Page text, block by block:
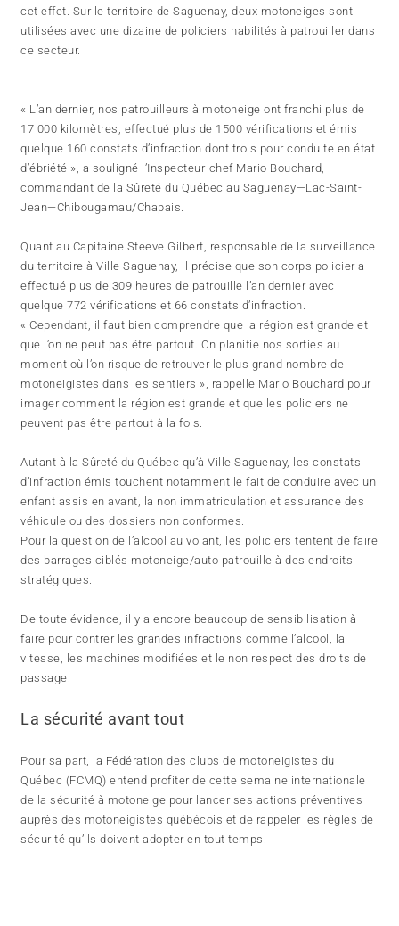
cet effet. Sur le territoire de Saguenay, deux motoneiges sont
utilisées avec une dizaine de policiers habilités à patrouiller dans
ce secteur.
« L’an dernier, nos patrouilleurs à motoneige ont franchi plus de
17 000 kilomètres, effectué plus de 1500 vérifications et émis
quelque 160 constats d’infraction dont trois pour conduite en état
d’ébriété », a souligné l’Inspecteur-chef Mario Bouchard,
commandant de la Sûreté du Québec au Saguenay—Lac-Saint-
Jean—Chibougamau/Chapais.
Quant au Capitaine Steeve Gilbert, responsable de la surveillance
du territoire à Ville Saguenay, il précise que son corps policier a
effectué plus de 309 heures de patrouille l’an dernier avec
quelque 772 vérifications et 66 constats d’infraction.
« Cependant, il faut bien comprendre que la région est grande et
que l’on ne peut pas être partout. On planifie nos sorties au
moment où l’on risque de retrouver le plus grand nombre de
motoneigistes dans les sentiers », rappelle Mario Bouchard pour
imager comment la région est grande et que les policiers ne
peuvent pas être partout à la fois.
Autant à la Sûreté du Québec qu’à Ville Saguenay, les constats
d’infraction émis touchent notamment le fait de conduire avec un
enfant assis en avant, la non immatriculation et assurance des
véhicule ou des dossiers non conformes.
Pour la question de l’alcool au volant, les policiers tentent de faire
des barrages ciblés motoneige/auto patrouille à des endroits
stratégiques.
De toute évidence, il y a encore beaucoup de sensibilisation à
faire pour contrer les grandes infractions comme l’alcool, la
vitesse, les machines modifiées et le non respect des droits de
passage.
La sécurité avant tout
Pour sa part, la Fédération des clubs de motoneigistes du
Québec (FCMQ) entend profiter de cette semaine internationale
de la sécurité à motoneige pour lancer ses actions préventives
auprès des motoneigistes québécois et de rappeler les règles de
sécurité qu’ils doivent adopter en tout temps.